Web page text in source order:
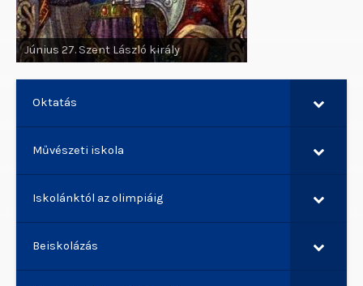
Június 29. Szent Pál apostol, Szent
Péter apostol
Oktatás
Művészeti iskola
Iskolánktól az olimpiáig
Beiskolázás